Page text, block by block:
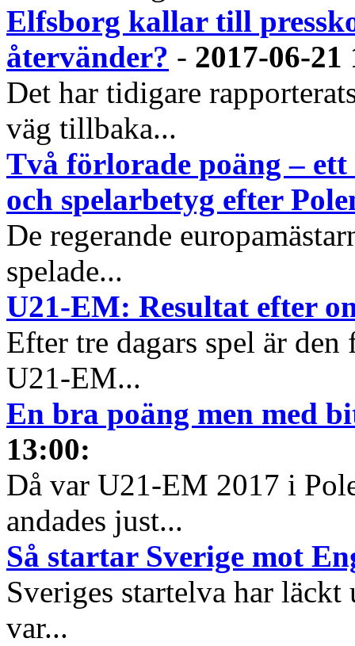
Elfsborg kallar till
återvänder? - 2017-06-21
Det har tidigare
väg tillbaka...
Två förlorade poäng –
och spelarbetyg efter
De regerande
spelade...
U21-EM: Resultat efter
Efter tre dagars spel är
U21-EM...
En bra poäng men med
13:00:
Då var U21-EM 2017 i
andades just...
Så startar Sverige mot
Sveriges startelva har
var...